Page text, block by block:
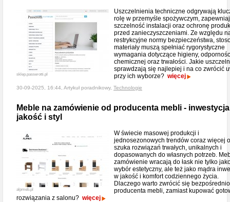
sklep.passerotti.pl
Uszczelnienia techniczne odgrywają
rolę w przemyśle spożywczym,
szczelność instalacji oraz ochronę
przed zanieczyszczeniami. Ze względu
restrykcyjne normy bezpieczeństwa,
materiały muszą spełniać rygorystyczne
wymagania dotyczące higieny,
chemicznej oraz trwałości. Jakie
sprawdzają się najlepiej i na co zwrócić
przy ich wyborze? więcej
30-09-2025, 16:44, Artykuł poradnikowy, Technologie
Meble na zamówienie od producenta mebli -
jakość i styl
alpmeb.pl
W świecie masowej produkcji i
jednosezonowych trendów coraz więcej
szuka rozwiązań trwałych, unikalnych i
dopasowanych do własnych potrzeb.
zamówienie wracają do łask nie tylko
wybór estetyczny, ale też jako mądra
w jakość i komfort codziennego życia.
Dlaczego warto zwrócić się
producenta mebli, zamiast kupować
rozwiązania z salonu? więcej